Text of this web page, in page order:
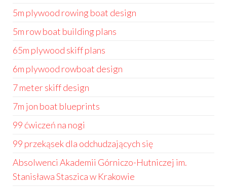
5m plywood rowing boat design
5m row boat building plans
65m plywood skiff plans
6m plywood rowboat design
7 meter skiff design
7m jon boat blueprints
99 ćwiczeń na nogi
99 przekąsek dla odchudzających się
Absolwenci Akademii Górniczo-Hutniczej im.
Stanisława Staszica w Krakowie